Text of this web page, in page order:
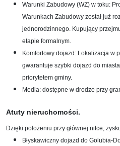
Warunki Zabudowy (WZ) w toku:
Warunkach Zabudowy został już
jednorodzinnego. Kupujący
etapie formalnym.
Komfortowy dojazd: Lokalizacja w
gwarantuje szybki dojazd do
priorytetem gminy.
Media: dostępne w drodze przy
Atuty nieruchomości.
Dzięki położeniu przy głównej nitce,
Błyskawiczny dojazd do Golubia-